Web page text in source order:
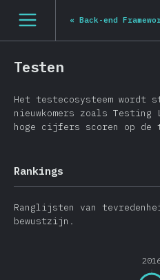
[nl-NL] general.open_nav
« Back-end
Testen
Het testecosysteem wordt
nieuwkomers zoals
hoge cijfers scoren op de
Rankings
Ranglijsten van
bewustzijn.